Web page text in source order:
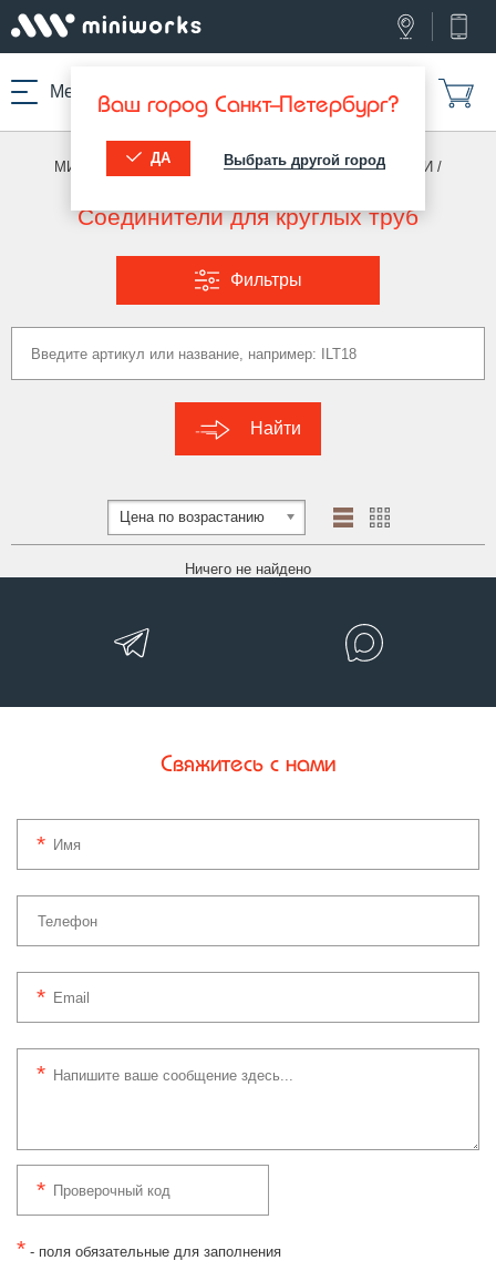
Меню Ваш город Санкт-Петербург?
ДА Выбрать другой город
МИНИВОРКС ПРО ПЕРЕХОДНИКИ И СОЕДИНИТЕЛИ /
СОЕДИНИТЕЛИ (КРУГ)
Соединители для круглых труб
Фильтры
Найти
Цена по возрастанию
Ничего не найдено
Свяжитесь с нами
* - поля обязательные для заполнения